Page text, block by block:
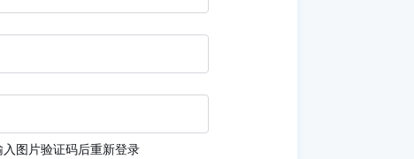
图片验证码后重新登录